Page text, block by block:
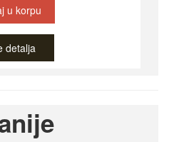
u korpu
detalja